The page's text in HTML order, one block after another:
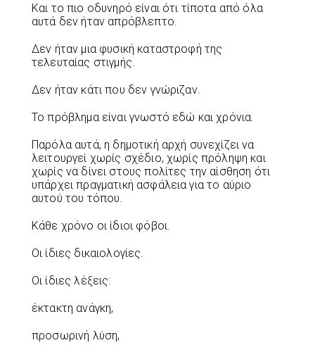
Και το πιο οδυνηρό είναι ότι τίποτα από όλα
αυτά δεν ήταν απρόβλεπτο.
Δεν ήταν μια φυσική καταστροφή της
τελευταίας στιγμής.
Δεν ήταν κάτι που δεν γνώριζαν.
Το πρόβλημα είναι γνωστό εδώ και χρόνια.
Παρόλα αυτά, η δημοτική αρχή συνεχίζει να
λειτουργεί χωρίς σχέδιο, χωρίς πρόληψη και
χωρίς να δίνει στους πολίτες την αίσθηση ότι
υπάρχει πραγματική ασφάλεια για το αύριο
αυτού του τόπου.
Κάθε χρόνο οι ίδιοι φόβοι.
Οι ίδιες δικαιολογίες.
Οι ίδιες λέξεις:
έκτακτη ανάγκη,
προσωρινή λύση,